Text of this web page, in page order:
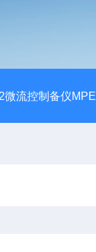
微流控制备仪MPE